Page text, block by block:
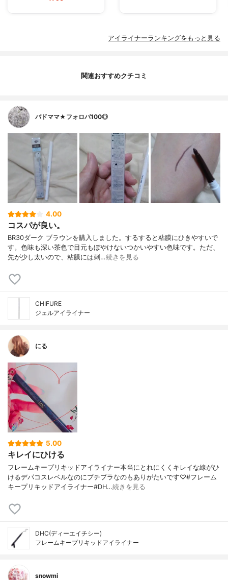
アイライナーランキングをもっと見る
関連おすすめクチコミ
バドママ★フォロバ100◎
4.00
コスパが良い。
BR30ダーク ブラウンを購入しました。するすると粘膜にひきやすいで
す。色味も深い茶色で目元もぼやけないつかいやすい色味です。ただ、
先が少し太いので、粘膜には刺…続きを見る
CHIFURE
ジェルアイライナー
にる
5.00
キレイにひける
フレームキープリキッドアイライナー本当にとれにくくキレイな線がひ
けるデパコスレベルなのにプチプラなのもありがたいです♡#フレーム
キープリキッドアイライナー#DH…続きを見る
DHC(ディーエイチシー)
フレームキープリキッドアイライナー
snowmi